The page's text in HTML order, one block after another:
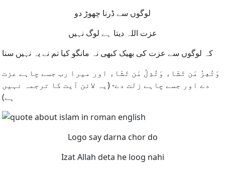
لوگوں سے ڈرنا چھوڑ دو
عزت اللہ دیتا ہے لوگ نہیں
کہ لوگوں سے عزت کی بھیک کبھی نہ مانگو کیا تم نے یہ نہیں سنا
وَتُعِزُ مَن تَشَاء وَتُذِلُ مَن تَشَاء اور میرا رب جسے چاہے عزت
دے اور جسے چاہے زلت دے- (یہ لائن آیت کا ترجمہ نہیں
ہے)
Logo say darna chor do
Izat Allah deta he loog nahi